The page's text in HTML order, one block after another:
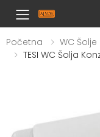
Toggle
Početna
WC Šolje
TESI WC Šolja